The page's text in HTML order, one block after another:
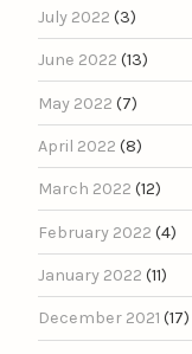
July 2022 (3)
June 2022 (13)
May 2022 (7)
April 2022 (8)
March 2022 (12)
February 2022 (4)
January 2022 (11)
December 2021 (17)